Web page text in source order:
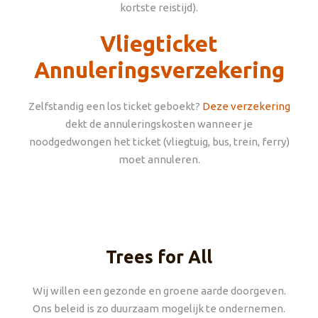
kortste reistijd).
Vliegticket
Annuleringsverzekering
Zelfstandig een los ticket geboekt? Deze verzekering
dekt de annuleringskosten wanneer je
noodgedwongen het ticket (vliegtuig, bus, trein, ferry)
moet annuleren.
Trees for All
Wij willen een gezonde en groene aarde doorgeven.
Ons beleid is zo duurzaam mogelijk te ondernemen.